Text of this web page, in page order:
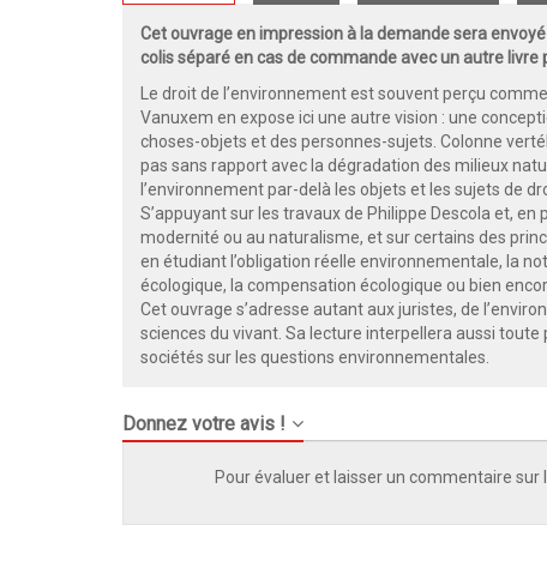
Cet ouvrage en impression à la demande sera
colis séparé en cas de commande avec un autre livre
Le droit de l’environnement est souvent perçu
Vanuxem en expose ici une autre vision : une
choses-objets et des personnes-sujets. Colonne
pas sans rapport avec la dégradation des milieux
l’environnement par-delà les objets et les sujets de
S’appuyant sur les travaux de Philippe Descola et,
modernité ou au naturalisme, et sur certains des
en étudiant l’obligation réelle environnementale, la
écologique, la compensation écologique ou bien
Cet ouvrage s’adresse autant aux juristes, de
sciences du vivant. Sa lecture interpellera aussi
sociétés sur les questions environnementales.
Donnez votre avis !
Pour évaluer et laisser un commentaire